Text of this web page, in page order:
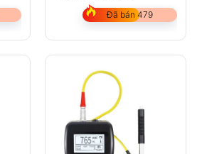
Đã bán 479